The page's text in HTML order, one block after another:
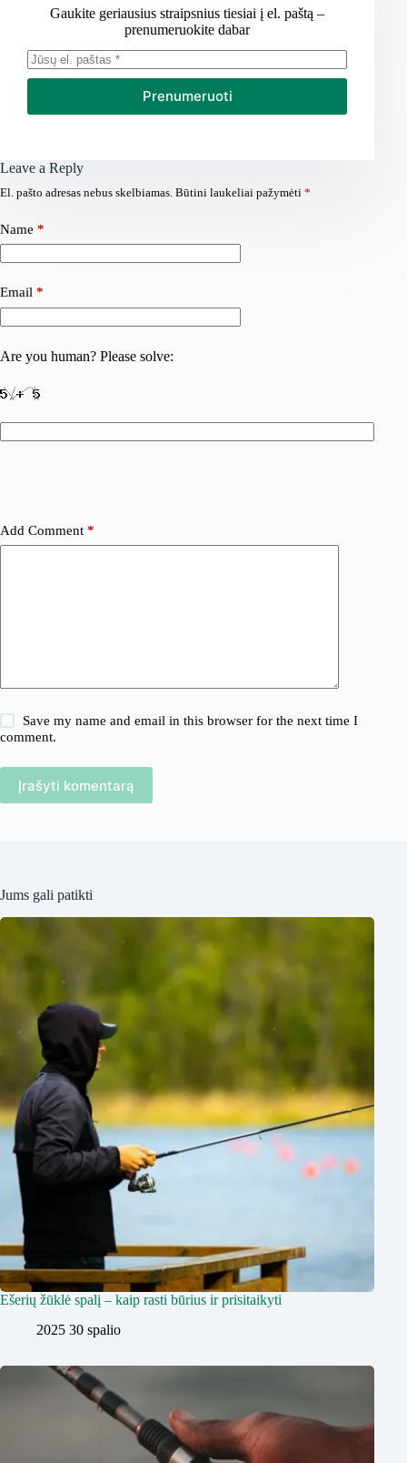
Gaukite geriausius straipsnius tiesiai į el. paštą –
prenumeruokite dabar
Prenumeruoti
Leave a Reply
El. pašto adresas nebus skelbiamas. Būtini laukeliai pažymėti *
Name *
Email *
Are you human? Please solve:
Add Comment *
Save my name and email in this browser for the next time I
comment.
Įrašyti komentarą
Jums gali patikti
Ešerių žūklė spalį – kaip rasti būrius ir prisitaikyti
2025 30 spalio